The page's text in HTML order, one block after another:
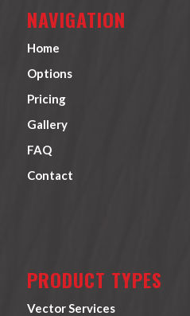
NAVIGATION
Home
Options
Pricing
Gallery
FAQ
Contact
PRODUCT TYPES
Vector Services